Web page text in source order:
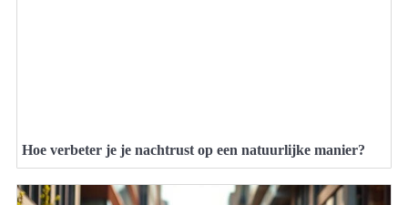
Hoe verbeter je je nachtrust op een natuurlijke manier?